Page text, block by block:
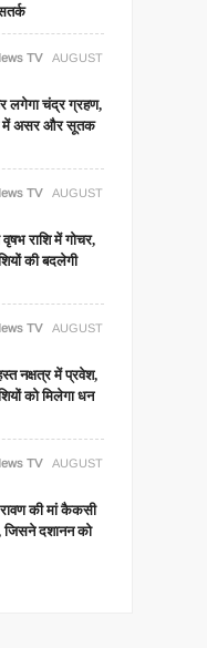
TV
AUGUST
लगेगा चंद्र ग्रहण,
में असर और सूतक
TV
AUGUST
राशि में गोचर,
की बदलेगी
TV
AUGUST
नक्षत्र में प्रवेश,
को मिलेगा धन
TV
AUGUST
रावण की मां कैकसी
जिसने दशानन को